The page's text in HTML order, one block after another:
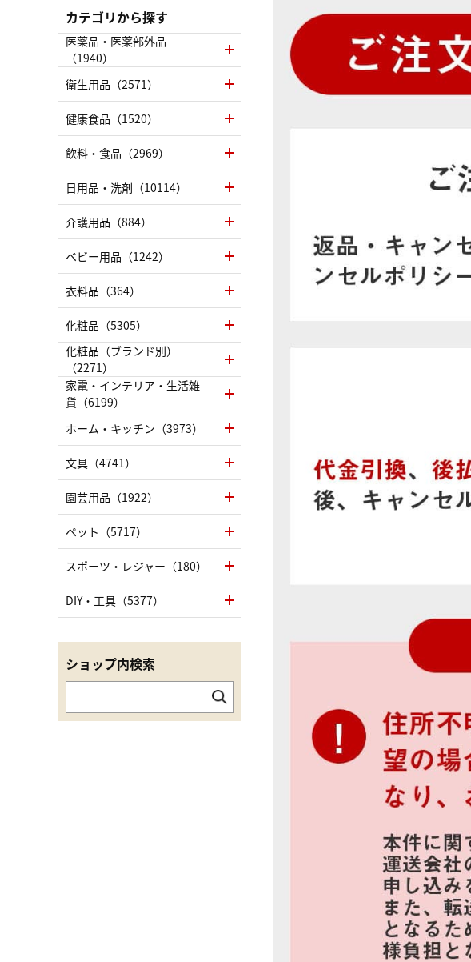
カテゴリから探す
医薬品・医薬部外品
（1940）
衛生用品（2571）
健康食品（1520）
飲料・食品（2969）
日用品・洗剤（10114）
介護用品（884）
ベビー用品（1242）
衣料品（364）
化粧品（5305）
化粧品（ブランド別）
（2271）
家電・インテリア・生活雑
貨（6199）
ホーム・キッチン（3973）
文具（4741）
園芸用品（1922）
ペット（5717）
スポーツ・レジャー（180）
DIY・工具（5377）
ショップ内検索